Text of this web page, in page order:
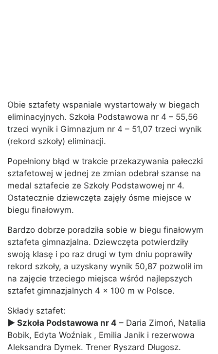
Obie sztafety wspaniale wystartowały w biegach
eliminacyjnych. Szkoła Podstawowa nr 4 – 55,56
trzeci wynik i Gimnazjum nr 4 – 51,07 trzeci wynik
(rekord szkoły) eliminacji.
Popełniony błąd w trakcie przekazywania pałeczki
sztafetowej w jednej ze zmian odebrał szanse na
medal sztafecie ze Szkoły Podstawowej nr 4.
Ostatecznie dziewczęta zajęły ósme miejsce w
biegu finałowym.
Bardzo dobrze poradziła sobie w biegu finałowym
sztafeta gimnazjalna. Dziewczęta potwierdziły
swoją klasę i po raz drugi w tym dniu poprawiły
rekord szkoły, a uzyskany wynik 50,87 pozwolił im
na zajęcie trzeciego miejsca wśród najlepszych
sztafet gimnazjalnych 4 x 100 m w Polsce.
Składy sztafet:
► Szkoła Podstawowa nr 4 – Daria Zimoń, Natalia
Bobik, Edyta Woźniak , Emilia Janik i rezerwowa
Aleksandra Dymek. Trener Ryszard Długosz.